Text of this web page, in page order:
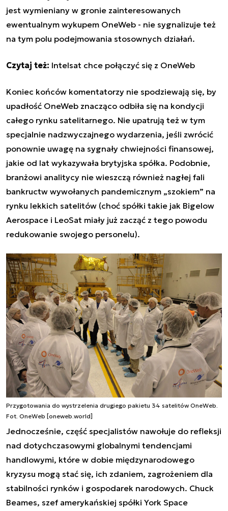
jest wymieniany w gronie zainteresowanych
ewentualnym wykupem OneWeb - nie sygnalizuje też
na tym polu podejmowania stosownych działań.
Czytaj też: Intelsat chce połączyć się z OneWeb
Koniec końców komentatorzy nie spodziewają się, by
upadłość OneWeb znacząco odbiła się na kondycji
całego rynku satelitarnego. Nie upatrują też w tym
specjalnie nadzwyczajnego wydarzenia, jeśli zwrócić
ponownie uwagę na sygnały chwiejności finansowej,
jakie od lat wykazywała brytyjska spółka. Podobnie,
branżowi analitycy nie wieszczą również nagłej fali
bankructw wywołanych pandemicznym „szokiem” na
rynku lekkich satelitów (choć spółki takie jak Bigelow
Aerospace i LeoSat miały już zacząć z tego powodu
redukowanie swojego personelu).
Przygotowania do wystrzelenia drugiego pakietu 34 satelitów OneWeb.
Fot. OneWeb [oneweb.world]
Jednocześnie, część specjalistów nawołuje do refleksji
nad dotychczasowymi globalnymi tendencjami
handlowymi, które w dobie międzynarodowego
kryzysu mogą stać się, ich zdaniem, zagrożeniem dla
stabilności rynków i gospodarek narodowych. Chuck
Beames, szef amerykańskiej spółki York Space